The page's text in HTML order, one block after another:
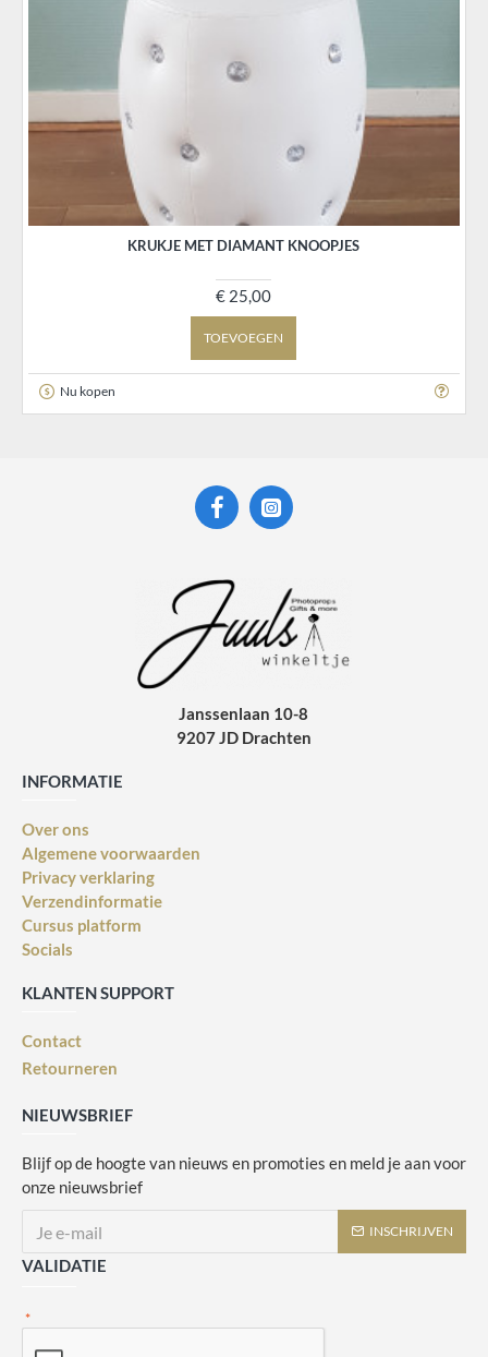
KRUKJE MET DIAMANT KNOOPJES
€ 25,00
TOEVOEGEN
Nu kopen
Janssenlaan 10-8
9207 JD Drachten
INFORMATIE
Over ons
Algemene voorwaarden
Privacy verklaring
Verzendinformatie
Cursus platform
Socials
KLANTEN SUPPORT
Contact
Retourneren
NIEUWSBRIEF
Blijf op de hoogte van nieuws en promoties en meld je aan voor
onze nieuwsbrief
INSCHRIJVEN
VALIDATIE